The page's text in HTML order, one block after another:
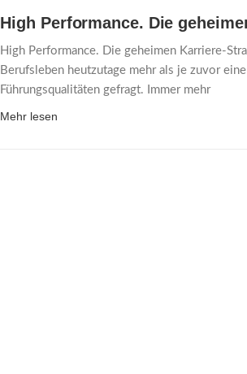
High Performance. Die
High Performance. Die geheimen Karriere-
Berufsleben heutzutage mehr als je zuvor
Führungsqualitäten gefragt. Immer mehr
Mehr lesen